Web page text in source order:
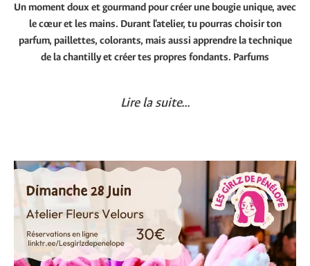
Un moment doux et gourmand pour créer une bougie unique, avec
le cœur et les mains. Durant l'atelier, tu pourras choisir ton
parfum, paillettes, colorants, mais aussi apprendre la technique
de la chantilly et créer tes propres fondants. Parfums
Lire la suite...